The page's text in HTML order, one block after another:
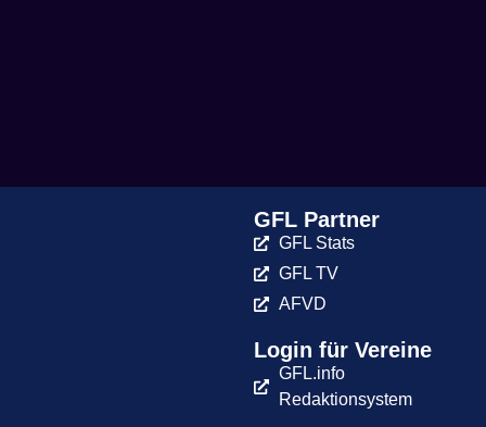
GFL Partner
GFL Stats
GFL TV
AFVD
Login für Vereine
GFL.info
Redaktionsystem